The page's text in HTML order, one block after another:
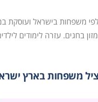
משפחות בישראל ועוסקת
בחגים. עזרה לימודים
משפחות בארץ